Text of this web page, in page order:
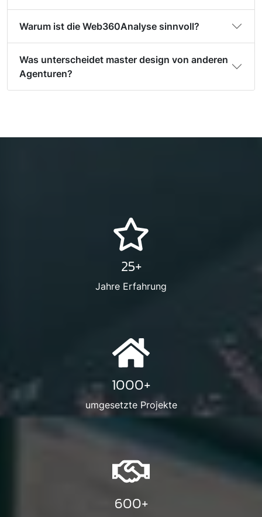
Warum ist die Web360Analyse sinnvoll?
Was unterscheidet master design von anderen
Agenturen?
25+
Jahre Erfahrung
1000+
umgesetzte Projekte
600+